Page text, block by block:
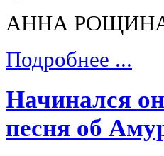
АННА
Подробнее ...
Начинался
песня об